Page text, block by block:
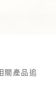
關產品追